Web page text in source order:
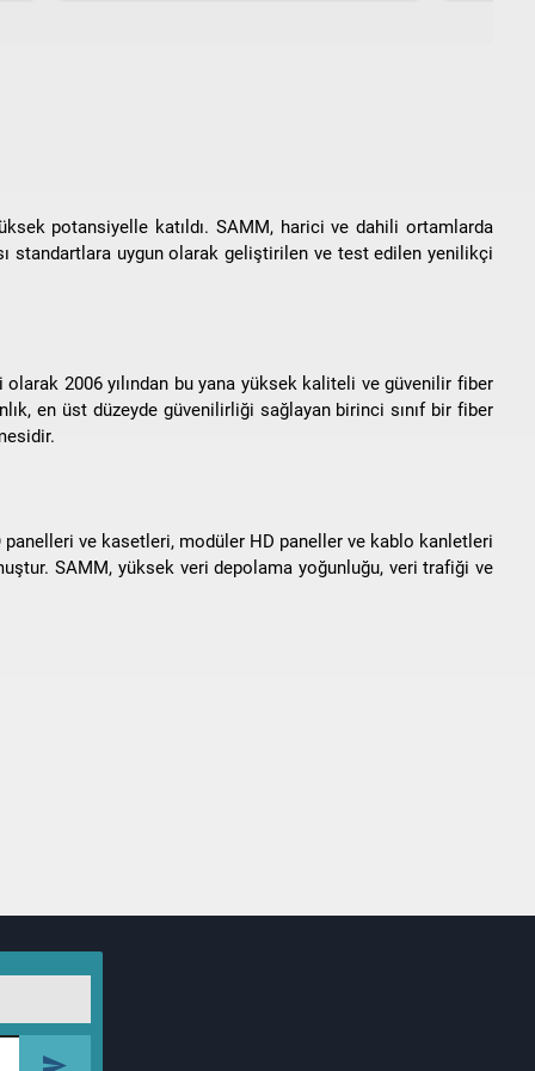
potansiyelle katıldı. SAMM, harici ve dahili ortamlarda
standartlara uygun olarak geliştirilen ve test edilen yenilikçi
2006 yılından bu yana yüksek kaliteli ve güvenilir fiber
en üst düzeyde güvenilirliği sağlayan birinci sınıf bir fiber
ve kasetleri, modüler HD paneller ve kablo kanletleri
SAMM, yüksek veri depolama yoğunluğu, veri trafiği ve